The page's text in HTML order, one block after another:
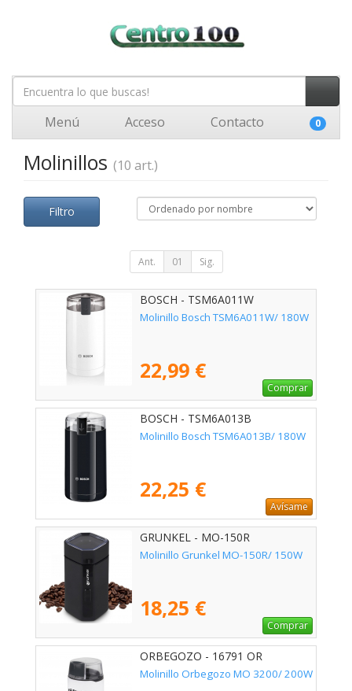
Menú Acceso Contacto 0
Molinillos (10 art.)
Filtro
Ant. 01 Sig.
BOSCH - TSM6A011W
Molinillo Bosch TSM6A011W/ 180W
22,99 €
Comprar
BOSCH - TSM6A013B
Molinillo Bosch TSM6A013B/ 180W
22,25 €
Avísame
GRUNKEL - MO-150R
Molinillo Grunkel MO-150R/ 150W
18,25 €
Comprar
ORBEGOZO - 16791 OR
Molinillo Orbegozo MO 3200/ 200W